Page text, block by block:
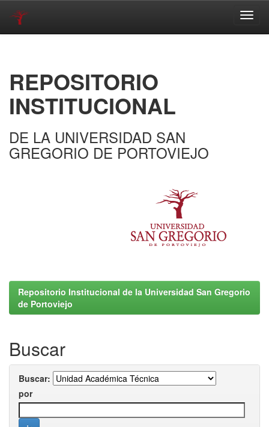
REPOSITORIO
INSTITUCIONAL
DE LA UNIVERSIDAD SAN
GREGORIO DE PORTOVIEJO
Repositorio Institucional de la Universidad San Gregorio
de Portoviejo
Buscar
Buscar:
por